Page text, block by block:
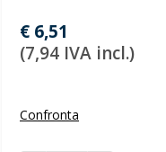
€ 6,51
(7,94 IVA incl.)
Confronta